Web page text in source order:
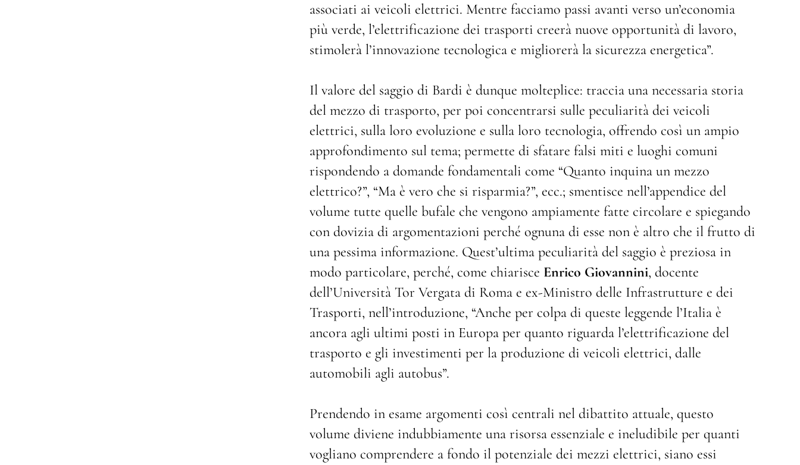
associati ai veicoli elettrici. Mentre facciamo passi avanti verso un’economia
più verde, l’elettrificazione dei trasporti creerà nuove opportunità di lavoro,
stimolerà l’innovazione tecnologica e migliorerà la sicurezza energetica”.
Il valore del saggio di Bardi è dunque molteplice: traccia una necessaria storia
del mezzo di trasporto, per poi concentrarsi sulle peculiarità dei veicoli
elettrici, sulla loro evoluzione e sulla loro tecnologia, offrendo così un ampio
approfondimento sul tema; permette di sfatare falsi miti e luoghi comuni
rispondendo a domande fondamentali come “Quanto inquina un mezzo
elettrico?”, “Ma è vero che si risparmia?”, ecc.; smentisce nell’appendice del
volume tutte quelle bufale che vengono ampiamente fatte circolare e spiegando
con dovizia di argomentazioni perché ognuna di esse non è altro che il frutto di
una pessima informazione. Quest’ultima peculiarità del saggio è preziosa in
modo particolare, perché, come chiarisce Enrico Giovannini, docente
dell’Università Tor Vergata di Roma e ex-Ministro delle Infrastrutture e dei
Trasporti, nell’introduzione, “Anche per colpa di queste leggende l’Italia è
ancora agli ultimi posti in Europa per quanto riguarda l’elettrificazione del
trasporto e gli investimenti per la produzione di veicoli elettrici, dalle
automobili agli autobus”.
Prendendo in esame argomenti così centrali nel dibattito attuale, questo
volume diviene indubbiamente una risorsa essenziale e ineludibile per quanti
vogliano comprendere a fondo il potenziale dei mezzi elettrici, siano essi